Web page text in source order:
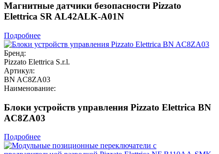
Магнитные датчики безопасности Pizzato
Elettrica SR AL42ALK-A01N
Подробнее
Бренд:
Pizzato Elettrica S.r.l.
Артикул:
BN AC8ZA03
Наименование:
Блоки устройств управления Pizzato Elettrica BN
AC8ZA03
Подробнее